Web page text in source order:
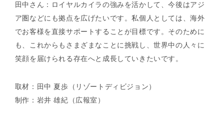
田中さん：ロイヤルカイラの強みを活かして、今後はアジ
ア圏などにも拠点を広げたいです。私個人としては、海外
でお客様を直接サポートすることが目標です。そのために
も、これからもさまざまなことに挑戦し、世界中の人々に
笑顔を届けられる存在へと成長していきたいです。
取材：田中 夏歩（リゾートディビジョン）
制作：岩井 雄紀（広報室）